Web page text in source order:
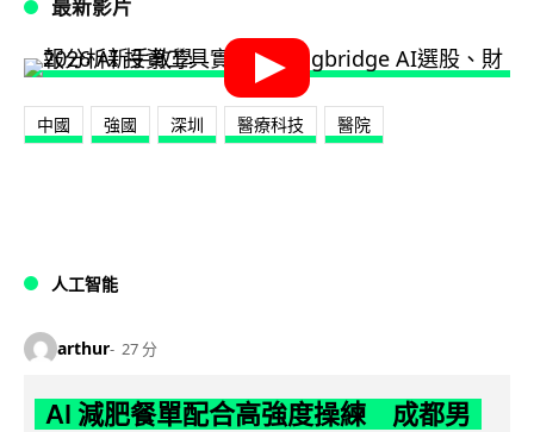
最新影片
中國 強國 深圳 醫療科技 醫院
人工智能
arthur 27 分
AI 減肥餐單配合高強度操練 成都男